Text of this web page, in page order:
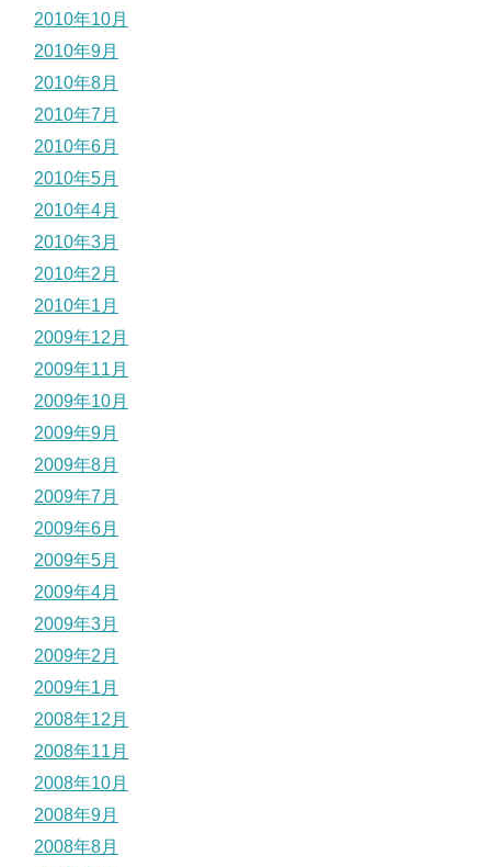
2010年10月
2010年9月
2010年8月
2010年7月
2010年6月
2010年5月
2010年4月
2010年3月
2010年2月
2010年1月
2009年12月
2009年11月
2009年10月
2009年9月
2009年8月
2009年7月
2009年6月
2009年5月
2009年4月
2009年3月
2009年2月
2009年1月
2008年12月
2008年11月
2008年10月
2008年9月
2008年8月